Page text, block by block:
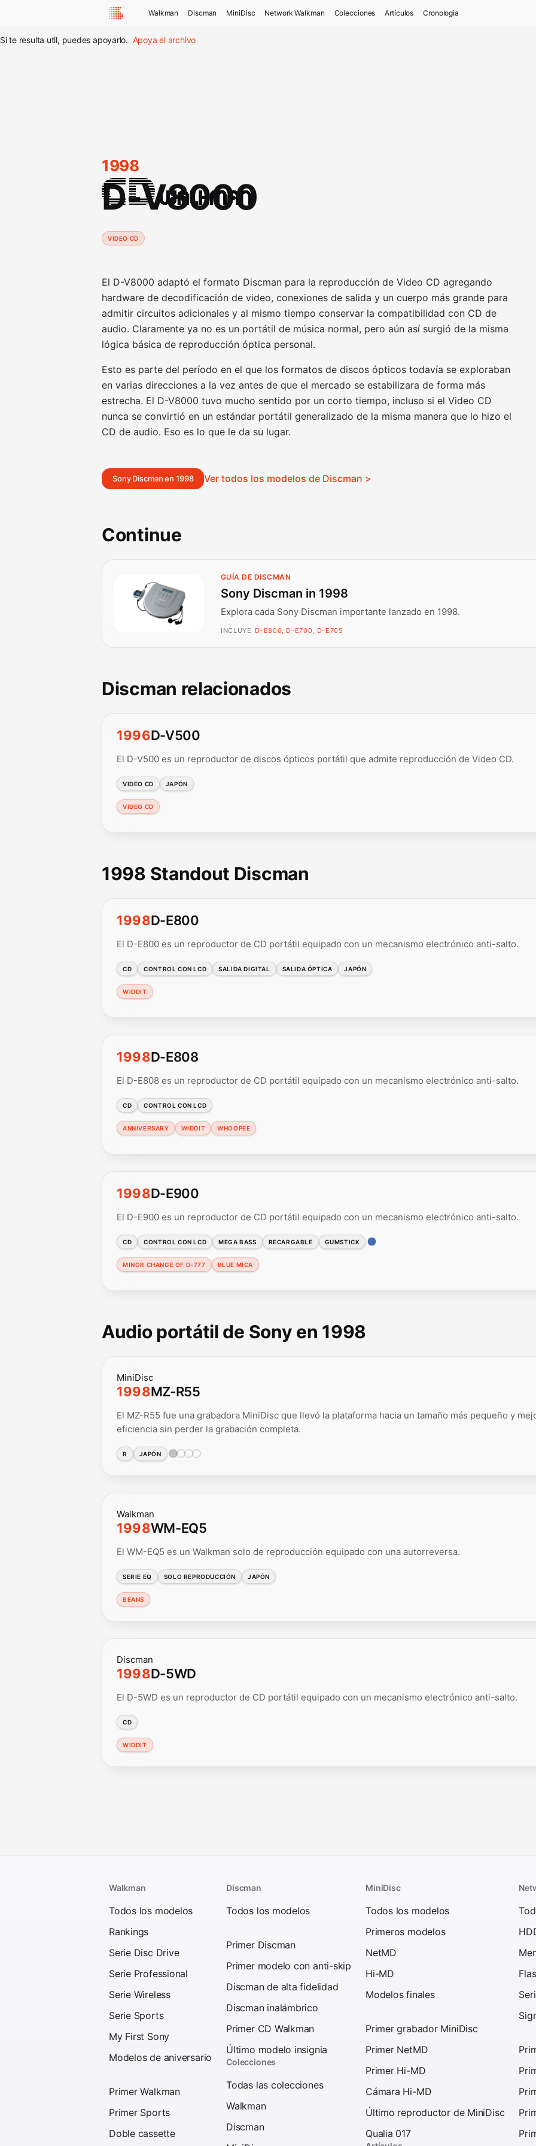
Walkman Discman MiniDisc Network Walkman Colecciones Artículos Cronologia
Si te resulta util, puedes apoyarlo. Apoya el archivo
1998
D-V8000
VIDEO CD
El D-V8000 adaptó el formato Discman para la reproducción de Video CD agregando
hardware de decodificación de video, conexiones de salida y un cuerpo más grande para
admitir circuitos adicionales y al mismo tiempo conservar la compatibilidad con CD de
audio. Claramente ya no es un portátil de música normal, pero aún así surgió de la misma
lógica básica de reproducción óptica personal.
Esto es parte del período en el que los formatos de discos ópticos todavía se exploraban
en varias direcciones a la vez antes de que el mercado se estabilizara de forma más
estrecha. El D-V8000 tuvo mucho sentido por un corto tiempo, incluso si el Video CD
nunca se convirtió en un estándar portátil generalizado de la misma manera que lo hizo el
CD de audio. Eso es lo que le da su lugar.
Sony Discman en 1998 Ver todos los modelos de Discman >
Continue
GUÍA DE DISCMAN
Sony Discman in 1998
Explora cada Sony Discman importante lanzado en 1998.
INCLUYE D-E800, D-E700, D-E705
Discman relacionados
1996D-V500
El D-V500 es un reproductor de discos ópticos portátil que admite reproducción de Video CD.
VIDEO CD JAPÓN
VIDEO CD
1998 Standout Discman
1998D-E800
El D-E800 es un reproductor de CD portátil equipado con un mecanismo electrónico anti-salto.
CD CONTROL CON LCD SALIDA DIGITAL SALIDA ÓPTICA JAPÓN
WIDDIT
1998D-E808
El D-E808 es un reproductor de CD portátil equipado con un mecanismo electrónico anti-salto.
CD CONTROL CON LCD
ANNIVERSARY WIDDIT WHOOPEE
1998D-E900
El D-E900 es un reproductor de CD portátil equipado con un mecanismo electrónico anti-salto.
CD CONTROL CON LCD MEGA BASS RECARGABLE GUMSTICK
MINOR CHANGE OF D-777 BLUE MICA
Audio portátil de Sony en 1998
MiniDisc
1998MZ-R55
El MZ-R55 fue una grabadora MiniDisc que llevó la plataforma hacia un tamaño más pequeño y
eficiencia sin perder la grabación completa.
R JAPÓN
Walkman
1998WM-EQ5
El WM-EQ5 es un Walkman solo de reproducción equipado con una autorreversa.
SERIE EQ SOLO REPRODUCCIÓN JAPÓN
BEANS
Discman
1998D-5WD
El D-5WD es un reproductor de CD portátil equipado con un mecanismo electrónico anti-salto.
CD
WIDDIT
Walkman
Todos los modelos
Rankings
Serie Disc Drive
Serie Professional
Serie Wireless
Serie Sports
My First Sony
Modelos de aniversario
Primer Walkman
Primer Sports
Doble cassette
Discman
Todos los modelos
Primer Discman
Primer modelo con anti-skip
Discman de alta fidelidad
Discman inalámbrico
Primer CD Walkman
Último modelo insignia
Colecciones
Todas las colecciones
Walkman
Discman
MiniDisc
Todos los modelos
Primeros modelos
NetMD
Hi-MD
Modelos finales
Primer grabador MiniDisc
Primer NetMD
Primer Hi-MD
Cámara Hi-MD
Último reproductor de MiniDisc
Qualia 017